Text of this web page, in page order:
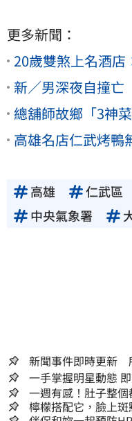
更多新聞：
20歲雙煞上名酒店
新／男深夜自撞
總舖師故鄉「3神
高雄名店仁武烤
高雄 仁武區
中央氣象署
新聞事件即時更新
一
一週有感！肚子整
夠
檸檬搭配它，臉上